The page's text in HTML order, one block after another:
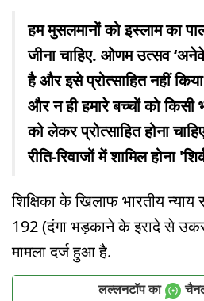
हम मुसलमानों को इस्लाम का
जीना चाहिए. ओणम उत्सव
है और इसे प्रोत्साहित नहीं
और न ही हमारे बच्चों को
को लेकर प्रोत्साहित होना
रीति-रिवाजों में शामिल होना
शिक्षिका के खिलाफ भारतीय न्याय
192 (दंगा भड़काने के इरादे से
मामला दर्ज हुआ है.
लल्लनटॉप का